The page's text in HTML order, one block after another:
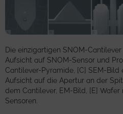
Die einzigartigen SNOM-
Aufsicht auf SNOM-Sensor und
Cantilever-Pyramide, [C] SEM-Bild
Aufsicht auf die Apertur an der
dem Cantilever, EM-Bild, [E]
Sensoren.